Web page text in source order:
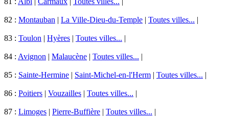
82 : Montauban | La Ville-Dieu-du-Temple | Toutes villes... |
83 : Toulon | Hyères | Toutes villes... |
84 : Avignon | Malaucène | Toutes villes... |
85 : Sainte-Hermine | Saint-Michel-en-l'Herm | Toutes villes... |
86 : Poitiers | Vouzailles | Toutes villes... |
87 : Limoges | Pierre-Buffière | Toutes villes... |